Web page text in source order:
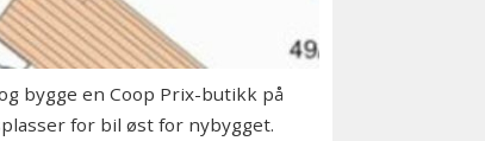
bygge en Coop Prix-butikk på
for bil øst for nybygget.